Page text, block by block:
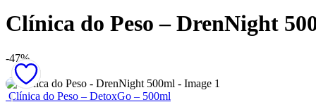
Clínica do Peso – DrenNight
-47%
Clínica do Peso – DetoxGo – 500ml